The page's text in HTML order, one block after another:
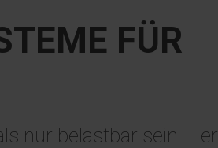
FÜR
nur belastbar sein – er